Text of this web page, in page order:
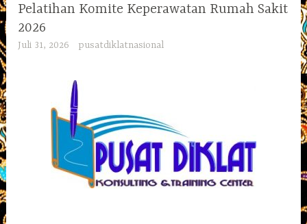
Pelatihan Komite Keperawatan Rumah Sakit
2026
Juli 31, 2026 pusatdiklatnasional